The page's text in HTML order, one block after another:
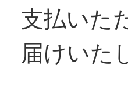
支払いた
届けいた